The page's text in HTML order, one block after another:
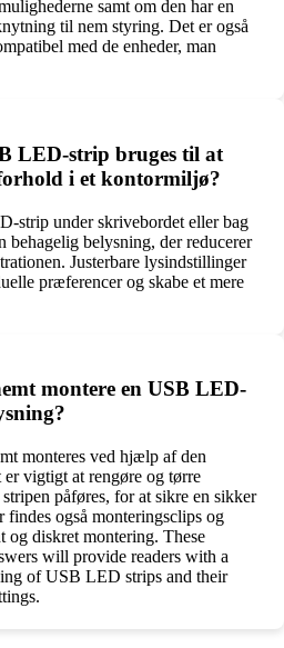
samt om den har en
til nem styring. Det er også
med de enheder, man
LED-strip bruges til at
i et kontormiljø?
strip under skrivebordet eller bag
behagelig belysning, der reducerer
Justerbare lysindstillinger
præferencer og skabe et mere
montere en USB LED-
monteres ved hjælp af den
vigtigt at rengøre og tørre
påføres, for at sikre en sikker
også monteringsclips og
og diskret montering. These
will provide readers with a
of USB LED strips and their